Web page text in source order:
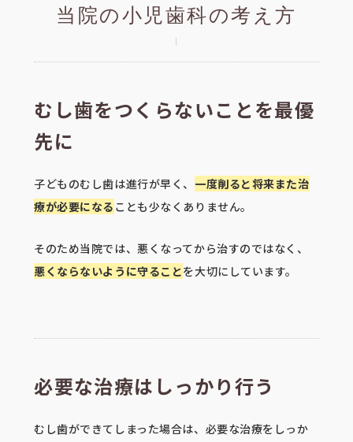
当院の小児歯科の考え方
むし歯をつくらないことを最優
先に
子どものむし歯は進行が早く、 一度削ると将来また治
療が必要になる ことも少なくありません。
そのため当院では、悪くなってから治すのではなく、
悪くならないように守ることを大切にしています。
必要な治療はしっかり行う
むし歯ができてしまった場合は、必要な治療をしっか